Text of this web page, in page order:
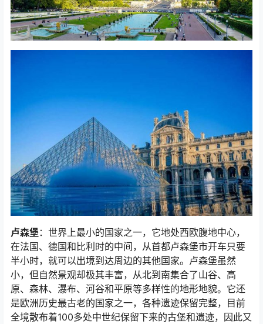
卢森堡 ：世界上最小的国家之一，它地处西欧腹地中心，
在法国、德国和比利时的中间，从首都卢森堡市开车只要
半小时，就可以出境到达周边的其他国家。卢森堡虽然
小，但自然景观却极其丰富，从北到南集合了山谷、高
原、森林、瀑布、河谷和平原等多样性的地形地貌。它还
是欧洲历史最古老的国家之一，各种遗迹保留完整，目前
全境散布着100多处中世纪保留下来的古堡和遗迹，因此又